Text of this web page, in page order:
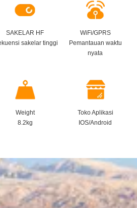
SAKELAR HF
sakelar tinggi
WiFi/GPRS
Pemantauan waktu
nyata
Weight
8.2kg
Toko Aplikasi
IOS/Android